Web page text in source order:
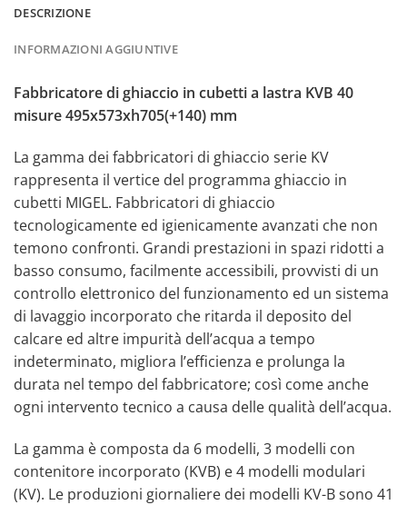
DESCRIZIONE
INFORMAZIONI AGGIUNTIVE
Fabbricatore di ghiaccio in cubetti a lastra KVB 40
misure 495x573xh705(+140) mm
La gamma dei fabbricatori di ghiaccio serie KV
rappresenta il vertice del programma ghiaccio in
cubetti MIGEL. Fabbricatori di ghiaccio
tecnologicamente ed igienicamente avanzati che non
temono confronti. Grandi prestazioni in spazi ridotti a
basso consumo, facilmente accessibili, provvisti di un
controllo elettronico del funzionamento ed un sistema
di lavaggio incorporato che ritarda il deposito del
calcare ed altre impurità dell’acqua a tempo
indeterminato, migliora l’efficienza e prolunga la
durata nel tempo del fabbricatore; così come anche
ogni intervento tecnico a causa delle qualità dell’acqua.
La gamma è composta da 6 modelli, 3 modelli con
contenitore incorporato (KVB) e 4 modelli modulari
(KV). Le produzioni giornaliere dei modelli KV-B sono 41